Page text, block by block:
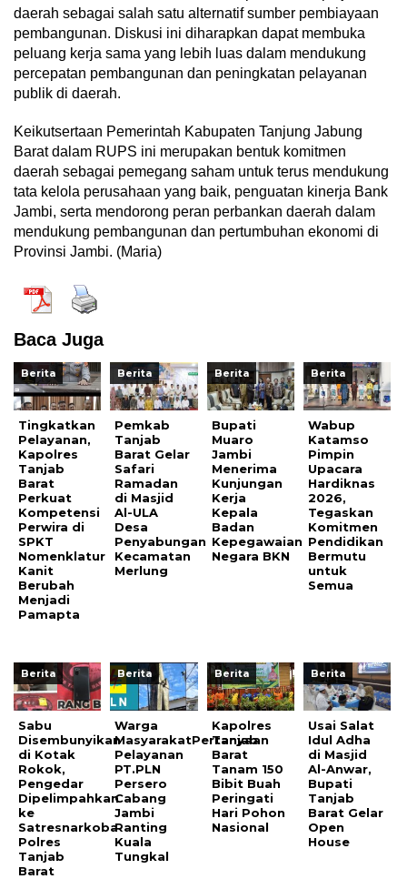
daerah sebagai salah satu alternatif sumber pembiayaan
pembangunan. Diskusi ini diharapkan dapat membuka
peluang kerja sama yang lebih luas dalam mendukung
percepatan pembangunan dan peningkatan pelayanan
publik di daerah.
Keikutsertaan Pemerintah Kabupaten Tanjung Jabung
Barat dalam RUPS ini merupakan bentuk komitmen
daerah sebagai pemegang saham untuk terus mendukung
tata kelola perusahaan yang baik, penguatan kinerja Bank
Jambi, serta mendorong peran perbankan daerah dalam
mendukung pembangunan dan pertumbuhan ekonomi di
Provinsi Jambi. (Maria)
Baca Juga
Berita
Tingkatkan
Pelayanan,
Kapolres
Tanjab
Barat
Perkuat
Kompetensi
Perwira di
SPKT
Nomenklatur
Kanit
Berubah
Menjadi
Pamapta
Berita
Pemkab
Tanjab
Barat Gelar
Safari
Ramadan
di Masjid
Al-ULA
Desa
Penyabungan
Kecamatan
Merlung
Berita
Bupati
Muaro
Jambi
Menerima
Kunjungan
Kerja
Kepala
Badan
Kepegawaian
Negara BKN
Berita
Wabup
Katamso
Pimpin
Upacara
Hardiknas
2026,
Tegaskan
Komitmen
Pendidikan
Bermutu
untuk
Semua
Berita
Sabu
Disembunyikan
di Kotak
Rokok,
Pengedar
Dipelimpahkan
ke
Satresnarkoba
Polres
Tanjab
Barat
Berita
Warga
MasyarakatPertanyaan
Pelayanan
PT.PLN
Persero
Cabang
Jambi
Ranting
Kuala
Tungkal
Berita
Kapolres
Tanjab
Barat
Tanam 150
Bibit Buah
Peringati
Hari Pohon
Nasional
Berita
Usai Salat
Idul Adha
di Masjid
Al-Anwar,
Bupati
Tanjab
Barat Gelar
Open
House